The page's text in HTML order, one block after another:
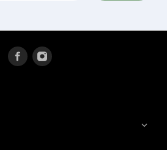
